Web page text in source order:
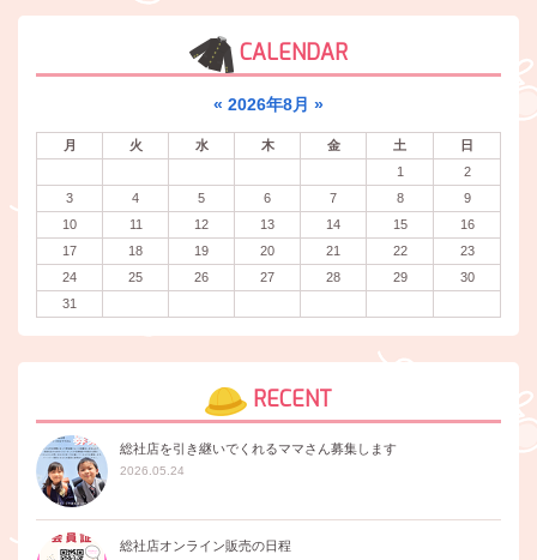
CALENDAR
« 2026年8月 »
月 火 水 木 金 土
日
1
2
3
4 5 6 7 8
9
10
11 12 13 14 15
16
17
18 19 20 21 22
23
24
25 26 27 28 29
30
31
RECENT
総社店を引き継いでくれるママさん募集します
2026.05.24
総社店オンライン販売の日程